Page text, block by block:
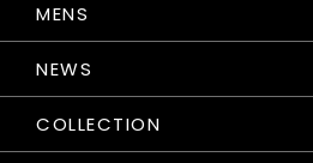
MENS
NEWS
COLLECTION